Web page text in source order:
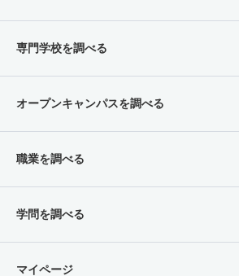
専門学校を調べる
オープンキャンパスを調べる
職業を調べる
学問を調べる
マイページ